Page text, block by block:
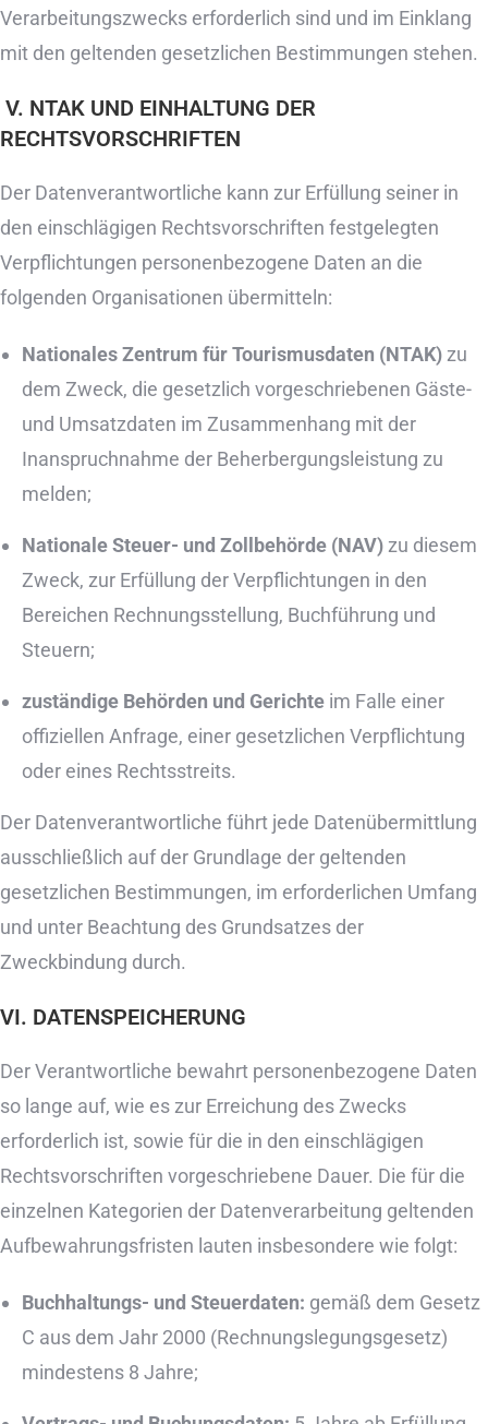
Verarbeitungszwecks erforderlich sind und im Einklang
mit den geltenden gesetzlichen Bestimmungen stehen.
V. NTAK UND EINHALTUNG DER
RECHTSVORSCHRIFTEN
Der Datenverantwortliche kann zur Erfüllung seiner in
den einschlägigen Rechtsvorschriften festgelegten
Verpflichtungen personenbezogene Daten an die
folgenden Organisationen übermitteln:
Nationales Zentrum für Tourismusdaten (NTAK) zu
dem Zweck, die gesetzlich vorgeschriebenen Gäste-
und Umsatzdaten im Zusammenhang mit der
Inanspruchnahme der Beherbergungsleistung zu
melden;
Nationale Steuer- und Zollbehörde (NAV) zu diesem
Zweck, zur Erfüllung der Verpflichtungen in den
Bereichen Rechnungsstellung, Buchführung und
Steuern;
zuständige Behörden und Gerichte im Falle einer
offiziellen Anfrage, einer gesetzlichen Verpflichtung
oder eines Rechtsstreits.
Der Datenverantwortliche führt jede Datenübermittlung
ausschließlich auf der Grundlage der geltenden
gesetzlichen Bestimmungen, im erforderlichen Umfang
und unter Beachtung des Grundsatzes der
Zweckbindung durch.
VI. DATENSPEICHERUNG
Der Verantwortliche bewahrt personenbezogene Daten
so lange auf, wie es zur Erreichung des Zwecks
erforderlich ist, sowie für die in den einschlägigen
Rechtsvorschriften vorgeschriebene Dauer. Die für die
einzelnen Kategorien der Datenverarbeitung geltenden
Aufbewahrungsfristen lauten insbesondere wie folgt:
Buchhaltungs- und Steuerdaten: gemäß dem Gesetz
C aus dem Jahr 2000 (Rechnungslegungsgesetz)
mindestens 8 Jahre;